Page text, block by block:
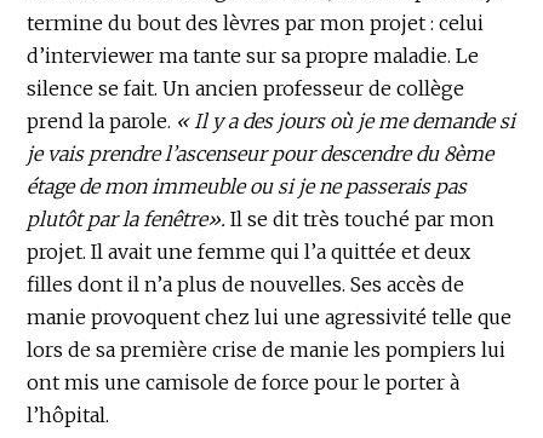
termine du bout des lèvres par mon projet : celui
d’interviewer ma tante sur sa propre maladie. Le
silence se fait. Un ancien professeur de collège
prend la parole. « Il y a des jours où je me demande si
je vais prendre l’ascenseur pour descendre du 8ème
étage de mon immeuble ou si je ne passerais pas
plutôt par la fenêtre».Il se dit très touché par mon
projet. Il avait une femme qui l’a quittée et deux
filles dont il n’a plus de nouvelles. Ses accès de
manie provoquent chez lui une agressivité telle que
lors de sa première crise de manie les pompiers lui
ont mis une camisole de force pour le porter à
l’hôpital.